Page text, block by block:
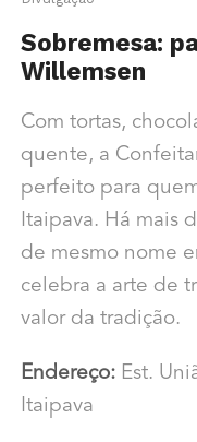
Sobremesa:
Willemsen
Com tortas,
quente, a
perfeito para
Itaipava. Há mais
de mesmo nome
celebra a arte de
valor da tradição.
Endereço:Est.
Itaipava